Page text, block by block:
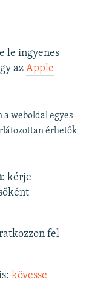
le ingyenes
az Apple
weboldal egyes
érhetők
: kérje
fel
kövesse